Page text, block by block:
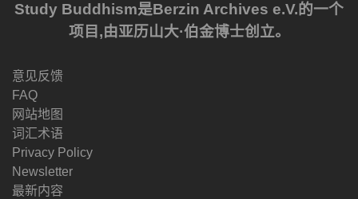
Study Buddhism是Berzin Archives e.V.的一个
项目,由亚历山大·伯金博士创立。
意见反馈
FAQ
网站地图
词汇术语
Privacy Policy
Newsletter
最新内容